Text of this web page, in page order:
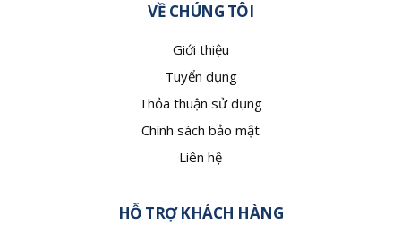
VỀ CHÚNG TÔI
Giới thiệu
Tuyển dụng
Thỏa thuận sử dụng
Chính sách bảo mật
Liên hệ
HỖ TRỢ KHÁCH HÀNG